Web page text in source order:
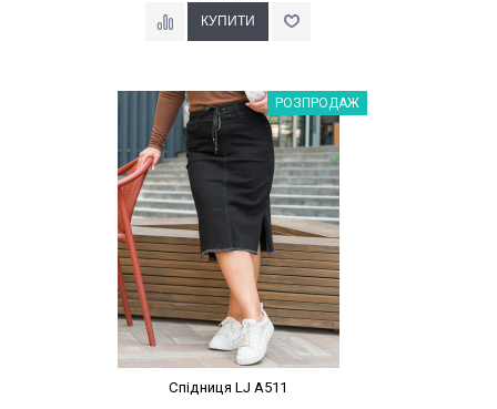
Наклейки Варіант з %РОЗПРОДАЖ
Спідниця LJ A511